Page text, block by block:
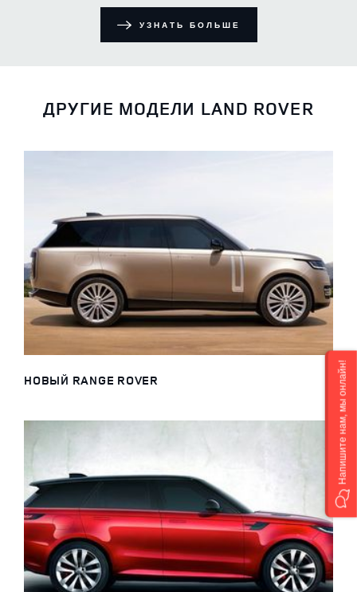
УЗНАТЬ БОЛЬШЕ
ДРУГИЕ МОДЕЛИ LAND ROVER
НОВЫЙ RANGE ROVER Напишите нам, мы онлайн!